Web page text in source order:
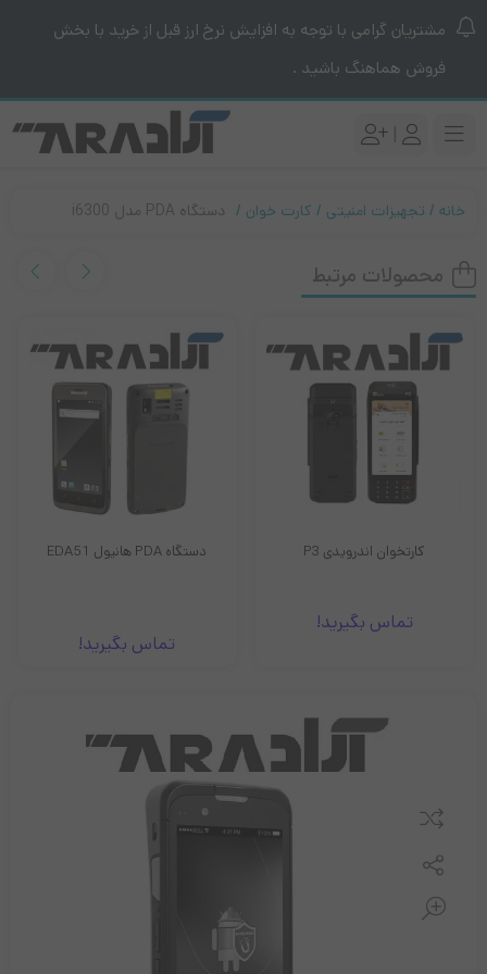
مشتریان گرامی با توجه به افزایش نرخ ارز قبل از خرید با بخش
فروش هماهنگ باشید .
|
خانه تجهیزات امنیتی کارت خوان دستگاه PDA مدل i6300
محصولات مرتبط
کارتخوان اندرویدی P3
تماس بگیرید!
دستگاه PDA هانیول EDA51
تماس بگیرید!